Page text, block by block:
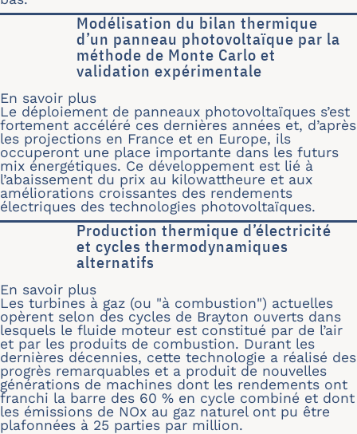
Modélisation du bilan thermique
d’un panneau photovoltaïque par la
méthode de Monte Carlo et
validation expérimentale
En savoir plus
Le déploiement de panneaux photovoltaïques s’est
fortement accéléré ces dernières années et, d’après
les projections en France et en Europe, ils
occuperont une place importante dans les futurs
mix énergétiques. Ce développement est lié à
l’abaissement du prix au kilowattheure et aux
améliorations croissantes des rendements
électriques des technologies photovoltaïques.
Production thermique d’électricité
et cycles thermodynamiques
alternatifs
En savoir plus
Les turbines à gaz (ou "à combustion") actuelles
opèrent selon des cycles de Brayton ouverts dans
lesquels le fluide moteur est constitué par de l’air
et par les produits de combustion. Durant les
dernières décennies, cette technologie a réalisé des
progrès remarquables et a produit de nouvelles
générations de machines dont les rendements ont
franchi la barre des 60 % en cycle combiné et dont
les émissions de NOx au gaz naturel ont pu être
plafonnées à 25 parties par million.